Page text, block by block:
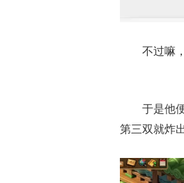
不过嘛
于是他
第三双就炸